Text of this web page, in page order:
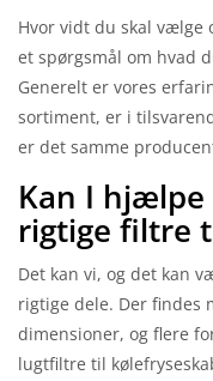
Hvor vidt du skal
et spørgsmål om hvad
Generelt er vores
sortiment, er i
er det samme
Kan I
rigtige filtre
Det kan vi, og det kan
rigtige dele. Der findes
dimensioner, og flere
lugtfiltre til